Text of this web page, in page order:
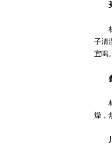
菟
材
子清
宜喝。
参
材
燥，
川